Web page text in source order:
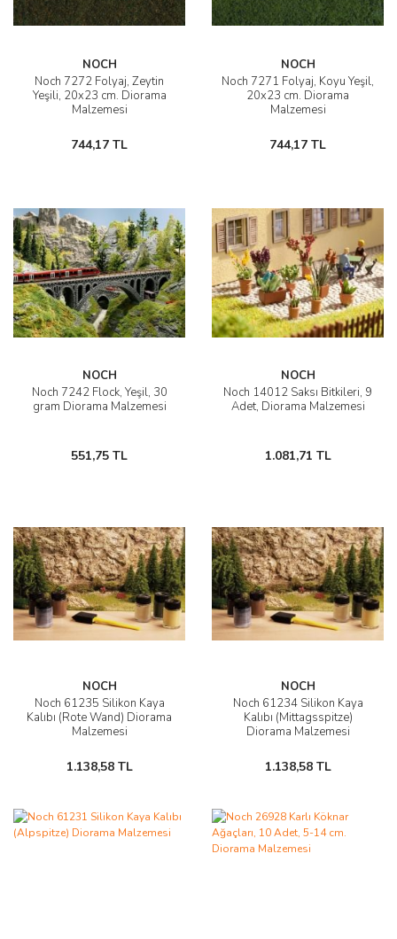
NOCH
Noch 7272 Folyaj, Zeytin
Yeşili, 20x23 cm. Diorama
Malzemesi
744,17 TL
NOCH
Noch 7271 Folyaj, Koyu Yeşil,
20x23 cm. Diorama
Malzemesi
744,17 TL
NOCH
Noch 7242 Flock, Yeşil, 30
gram Diorama Malzemesi
551,75 TL
NOCH
Noch 14012 Saksı Bitkileri, 9
Adet, Diorama Malzemesi
1.081,71 TL
NOCH
Noch 61235 Silikon Kaya
Kalıbı (Rote Wand) Diorama
Malzemesi
1.138,58 TL
NOCH
Noch 61234 Silikon Kaya
Kalıbı (Mittagsspitze)
Diorama Malzemesi
1.138,58 TL
AĞAÇ ve ÇALILAR
YÜZEY KAPLAMA MALZEMELERİ
ELEKTRONİK EKİPMAN ve YEDEK
PARÇALAR
TEKNİK KİTAP ve KATALOGLAR